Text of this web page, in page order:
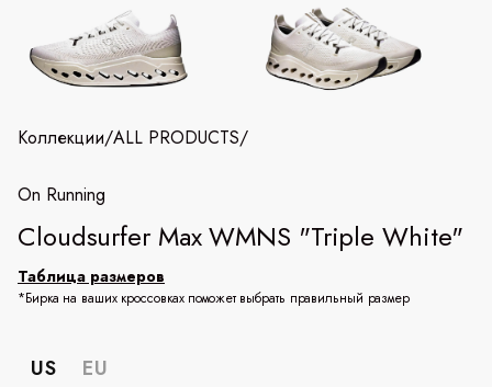
Коллекции/ALL PRODUCTS/
On Running
Cloudsurfer Max WMNS "Triple White"
Таблица размеров
*Бирка на ваших кроссовках поможет выбрать правильный размер
US EU